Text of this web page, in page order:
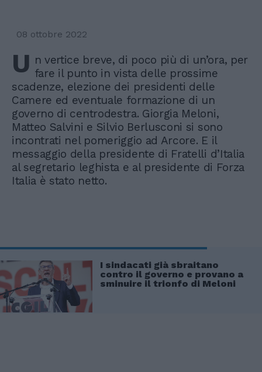
08 ottobre 2022
U n vertice breve, di poco più di un’ora, per
fare il punto in vista delle prossime
scadenze, elezione dei presidenti delle
Camere ed eventuale formazione di un
governo di centrodestra. Giorgia Meloni,
Matteo Salvini e Silvio Berlusconi si sono
incontrati nel pomeriggio ad Arcore. E il
messaggio della presidente di Fratelli d’Italia
al segretario leghista e al presidente di Forza
Italia è stato netto.
I sindacati già sbraitano
contro il governo e provano a
sminuire il trionfo di Meloni